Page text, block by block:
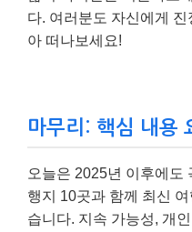
다. 여러분도 자신에게
아 떠나보세요!
마무리: 핵심 내용
오늘은 2025년 이후에도
행지 10곳과 함께 최신
습니다. 지속 가능성, 개